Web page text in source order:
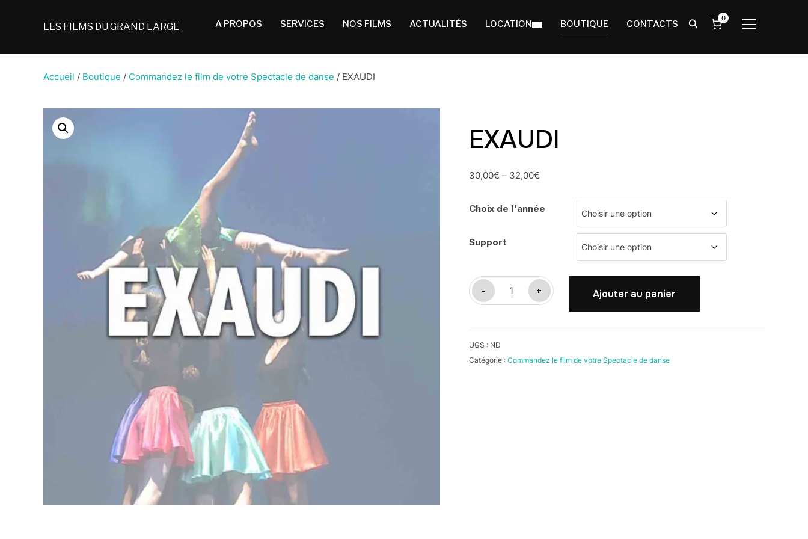
LES FILMS DU GRAND LARGE BASCULER
0
A PROPOS SERVICES NOS FILMS ACTUALITÉS LOCATION BOUTIQUE CONTACTS
Accueil / Boutique / Commandez le film de votre Spectacle de danse / EXAUDI
EXAUDI
30,00€ – 32,00€
Choix de l'année
Support
-
quantité
de
+ Ajouter au panier
UGS : ND
Catégorie : Commandez le film de votre Spectacle de danse